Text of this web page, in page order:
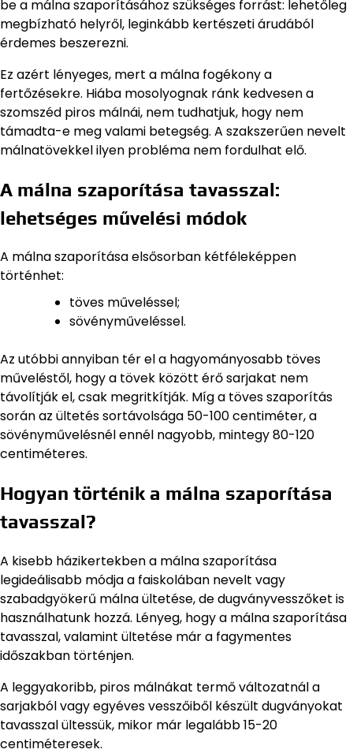
be a málna szaporításához szükséges forrást: lehetőleg
megbízható helyről, leginkább kertészeti árudából
érdemes beszerezni.
Ez azért lényeges, mert a málna fogékony a
fertőzésekre. Hiába mosolyognak ránk kedvesen a
szomszéd piros málnái, nem tudhatjuk, hogy nem
támadta-e meg valami betegség. A szakszerűen nevelt
málnatövekkel ilyen probléma nem fordulhat elő.
A málna szaporítása tavasszal:
lehetséges művelési módok
A málna szaporítása elsősorban kétféleképpen
történhet:
töves műveléssel;
sövényműveléssel.
Az utóbbi annyiban tér el a hagyományosabb töves
műveléstől, hogy a tövek között érő sarjakat nem
távolítják el, csak megritkítják. Míg a töves szaporítás
során az ültetés sortávolsága 50-100 centiméter, a
sövényművelésnél ennél nagyobb, mintegy 80-120
centiméteres.
Hogyan történik a málna szaporítása
tavasszal?
A kisebb házikertekben a málna szaporítása
legideálisabb módja a faiskolában nevelt vagy
szabadgyökerű málna ültetése, de dugványvesszőket is
használhatunk hozzá. Lényeg, hogy a málna szaporítása
tavasszal, valamint ültetése már a fagymentes
időszakban történjen.
A leggyakoribb, piros málnákat termő változatnál a
sarjakból vagy egyéves vesszőiből készült dugványokat
tavasszal ültessük, mikor már legalább 15-20
centiméteresek.